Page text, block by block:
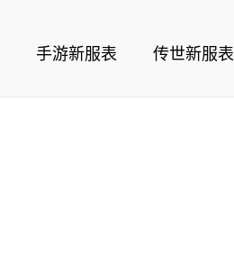
手游新服表 传世新服表